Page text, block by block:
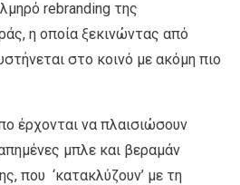
rebranding της
η οποία ξεκινώντας από
στο κοινό με ακόμη πιο
έρχονται να πλαισιώσουν
μπλε και βεραμάν
που ‘κατακλύζουν’ με τη